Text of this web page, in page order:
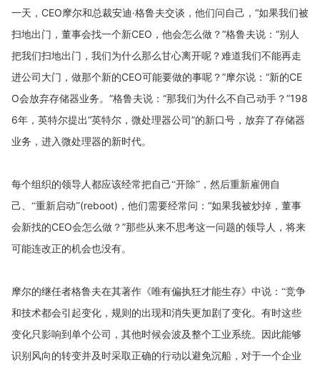
一天， CEO摩尔和总裁安迪·格鲁夫交谈，他们问自己，“如果我们被
扫地出门，董事会找一个新CEO ，他会怎么做？”格鲁夫说：“别人
把我们扫地出门，我们为什么那么甘心离开呢？难道我们不能再走
进公司大门，做那个新的CEO可能要做的事呢？”摩尔说：“新的CE
O会放弃存储器业务。”格鲁夫说：“那我们为什么不自己动手？”198
6年，英特尔提出“英特尔，微处理器公司”的新口号，放弃了存储器
业务，进入微处理器的新时代。
每个组织的领导人都应该经常把自己“开除”，然后重新雇佣自
己、“重新启动”(reboot) ，他们需要经常问：“如果我被炒掉，董事
会新找的CEO会怎么做？”那些从来不思考这一问题的领导人，将来
可能连改正的机会也没有。
摩尔的继任者格鲁夫在其著作《唯有偏执狂才能生存》中说：“竞争
和技术都会引起变化，规则的出现和消失更加剧了变化。有时这些
变化只影响到单个公司，其他时候会波及整个工业系统。因此能够
识别风向的转变并及时采取正确的行动以避免沉船，对于一个企业